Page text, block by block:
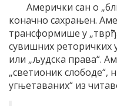
Амерички сан о
коначно сахрањен.
трансформише у
сувишних реторичких
или „људска права“.
„светионик слободе“,
угњетаваних“ из